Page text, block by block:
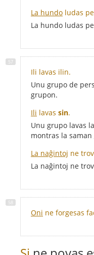
La hundo ludas
La hundo ludas
Ili lavas ilin.
Unu grupo de
grupon.
Ili lavas sin.
Unu grupo lavas
montras la
La naĝintoj ne
La naĝintoj ne
Oni ne forgesas